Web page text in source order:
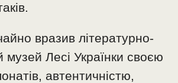
вразив літературно-
музей Лесі Українки своєю
автентичністю,